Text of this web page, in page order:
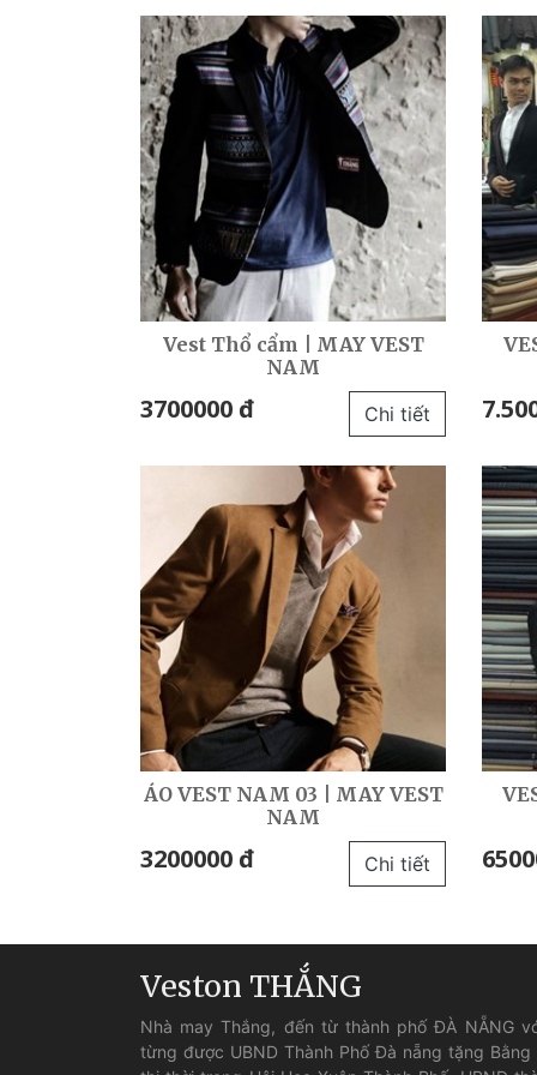
Vest Thổ cẩm | MAY VEST
NAM
3700000 đ Chi tiết
ÁO VEST NAM 03 | MAY VEST
NAM
3200000 đ Chi tiết
Veston THẮNG
Nhà may Thắng, đến từ thành phố ĐÀ NẴNG
từng được UBND Thành Phố Đà nẵng tặng